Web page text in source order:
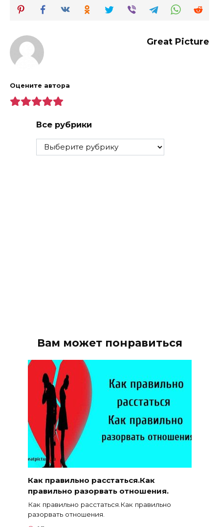
Great Picture
Оцените автора
Все рубрики
Все
рубрики
Вам может понравиться
Как правильно расстаться.Как
правильно разорвать отношения.
Как правильно расстаться.Как правильно
разорвать отношения.